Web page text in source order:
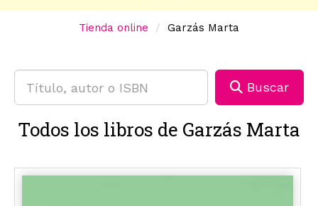
Tienda online Garzás Marta
Buscar
Todos los libros de Garzás Marta